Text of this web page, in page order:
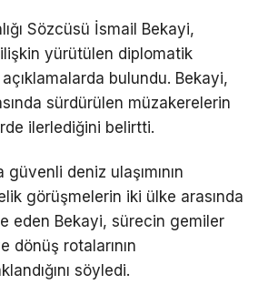
Sözcüsü İsmail Bekayi,
ilişkin yürütülen diplomatik
bulundu. Bekayi,
sürdürülen müzakerelerin
ilerlediğini belirtti.
güvenli deniz ulaşımının
görüşmelerin iki ülke arasında
eden Bekayi, sürecin gemiler
dönüş rotalarının
söyledi.